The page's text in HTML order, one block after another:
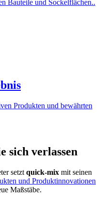
Bauteile und Sockelflächen..
Produkten und bewährten
sich verlassen
setzt quick-mixmit seinen
und Produktinnovationen
Maßstäbe.